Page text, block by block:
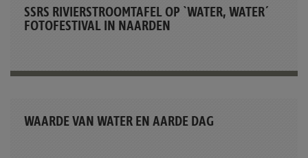
SSRS RIVIERSTROOMTAFEL OP `WATER, WATER´
FOTOFESTIVAL IN NAARDEN
WAARDE VAN WATER EN AARDE DAG